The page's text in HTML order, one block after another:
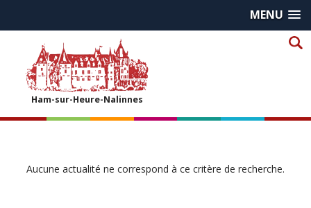
MENU
Ham-sur-Heure-Nalinnes
Aucune actualité ne correspond à ce critère de recherche.